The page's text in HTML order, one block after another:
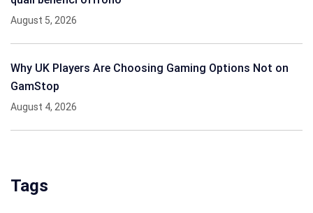
August 5, 2026
Why UK Players Are Choosing Gaming Options Not on
GamStop
August 4, 2026
Tags